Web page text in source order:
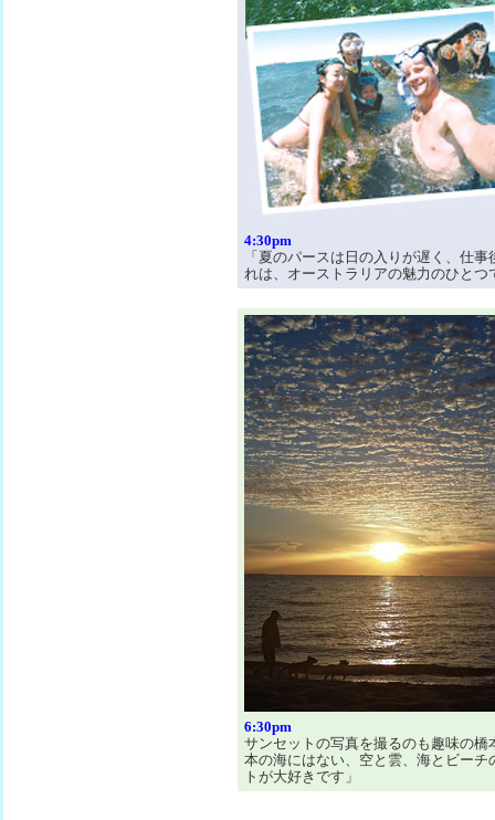
4:30pm
「夏のパースは日の入りが遅く、仕
れは、オーストラリアの魅力のひとつ
6:30pm
サンセットの写真を撮るのも趣味の橋
本の海にはない、空と雲、海とビーチ
トが大好きです」